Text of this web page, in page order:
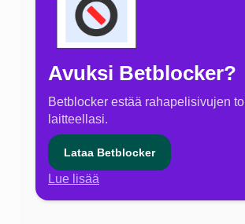
Avuksi Betblocker?
Betblocker estää rahapelisivujen
laitteellasi.
Lataa Betblocker
Lue lisää